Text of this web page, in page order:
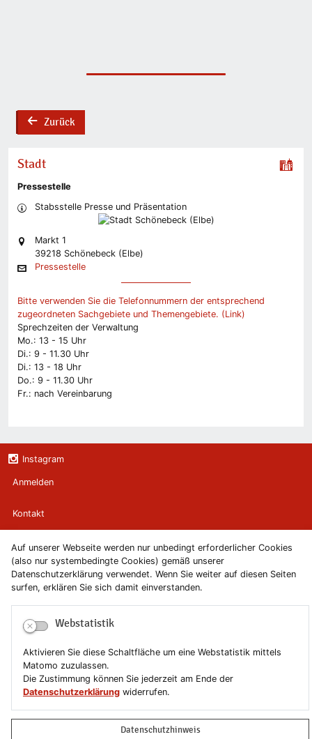
Auf unserer Webseite werden nur unbedingt erforderlicher Cookies
(also nur systembedingte Cookies) gemäß unserer
Datenschutzerklärung verwendet. Wenn Sie weiter auf diesen Seiten
surfen, erklären Sie sich damit einverstanden.
Webstatistik
Aktivieren Sie diese Schaltfläche um eine Webstatistik mittels
Matomo zuzulassen.
Die Zustimmung können Sie jederzeit am Ende der
Datenschutzerklärung widerrufen.
Datenschutzhinweis
backZurück
Stadt
Pressestelle
Stabsstelle Presse und Präsentation
Markt 1
39218 Schönebeck (Elbe)
Pressestelle
Bitte verwenden Sie die Telefonnummern der entsprechend
zugeordneten Sachgebiete und Themengebiete. (Link)
Sprechzeiten der Verwaltung
Mo.: 13 - 15 Uhr
Di.: 9 - 11.30 Uhr
Di.: 13 - 18 Uhr
Do.: 9 - 11.30 Uhr
Fr.: nach Vereinbarung
Instagram
Anmelden
Kontakt
Newsletter
Newsletterabmeldung
Impressum
Datenschutzerklärung
Erklärung zur Barrierefreiheit
Leichte Sprache